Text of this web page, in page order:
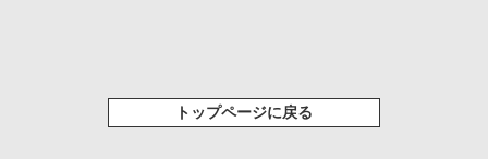
トップページに戻る